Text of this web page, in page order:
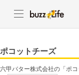
ポコットチーズ
六甲バター株式会社の「ポ